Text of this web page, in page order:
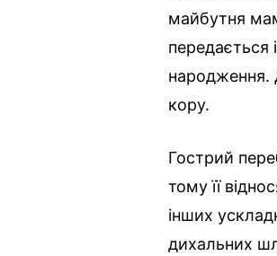
майбутня
передається
народження.
кору.
Гострий
тому її
інших
дихальних